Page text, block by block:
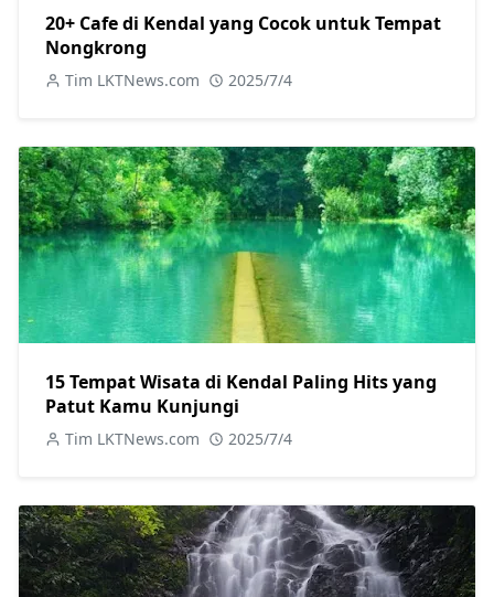
20+ Cafe di Kendal yang Cocok untuk Tempat
Nongkrong
Tim LKTNews.com 2025/7/4
15 Tempat Wisata di Kendal Paling Hits yang
Patut Kamu Kunjungi
Tim LKTNews.com 2025/7/4